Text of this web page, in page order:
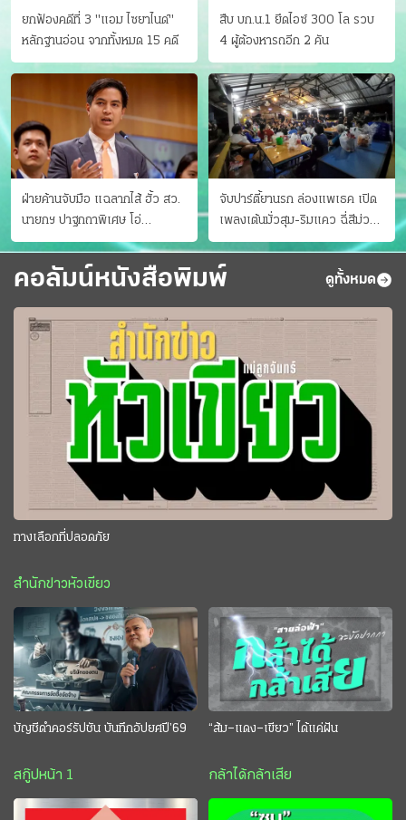
ยกฟ้องคดีที่ 3 "แอม ไซยาไนด์"
หลักฐานอ่อน จากทั้งหมด 15 คดี
สืบ บก.น.1 ยึดไอซ์ 300 โล รวบ
4 ผู้ต้องหารถอีก 2 คัน
ฝ่ายค้านจับมือ แฉลากไส้ ฮั้ว สว.
นายกฯ ปาฐกถาพิเศษ โอ่
"อาเซียนหนึ่งเดียว"
จับปาร์ตี้ยานรก ล่องแพเธค เปิด
เพลงเต้นมั่วสุม-ริมแคว ฉี่สีม่วง
35 ราย
คอลัมน์หนังสือพิมพ์ ดูทั้งหมด
ทางเลือกที่ปลอดภัย
สำนักข่าวหัวเขียว
บัญชีดำคอร์รัปชัน บันทึกอัปยศปี’69
สกู๊ปหน้า 1
“ส้ม–แดง–เขียว” ได้แค่ฝัน
กล้าได้กล้าเสีย